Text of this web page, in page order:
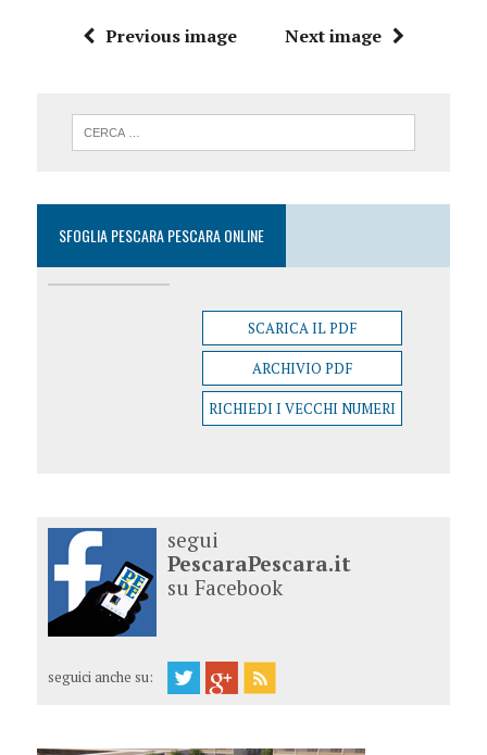
Previous image Next image
SFOGLIA PESCARA PESCARA ONLINE
SCARICA IL PDF
ARCHIVIO PDF
RICHIEDI I VECCHI NUMERI
segui
PescaraPescara.it
su Facebook
seguici anche su: